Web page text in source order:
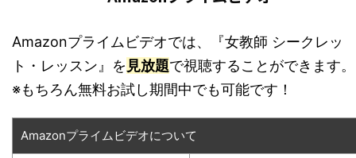
Amazonプライムビデオでは、『女教師 シークレッ
ト・レッスン』を 見放題で視聴することができます。
※もちろん無料お試し期間中でも可能です！
Amazonプライムビデオについて